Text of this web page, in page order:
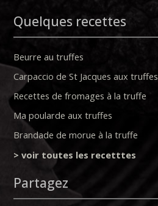
Quelques recettes
Beurre au truffes
Carpaccio de St Jacques aux truffes
Recettes de fromages à la truffe
Ma poularde aux truffes
Brandade de morue à la truffe
> voir toutes les recetttes
Partagez